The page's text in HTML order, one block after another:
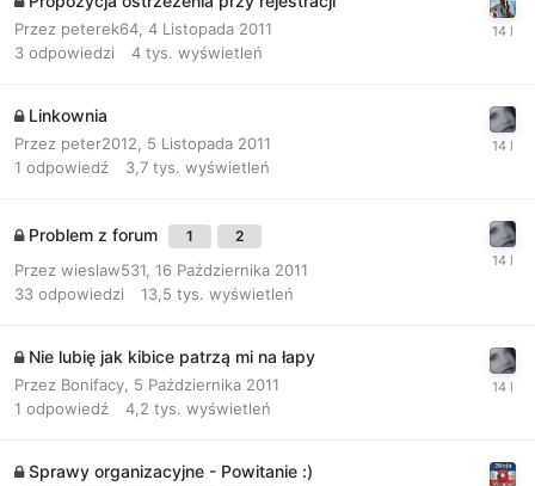
Przez peterek64 4 Listopada 2011
3 odpowiedzi 4 tys. wyświetleń
Linkownia
Przez peter2012
5 Listopada 2011
1 odpowiedź 3,7 tys. wyświetleń
Problem z forum 1 2
Przez wieslaw531 16 Października 2011
33 odpowiedzi 13,5 tys. wyświetleń
Nie lubię jak kibice patrzą mi na łapy
Przez Bonifacy 5 Października 2011
1 odpowiedź 4,2 tys. wyświetleń
Sprawy organizacyjne - Powitanie :)